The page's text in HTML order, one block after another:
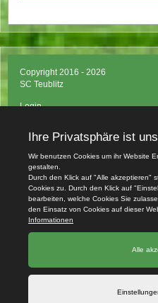
Copyright 2016 - 2026
SC Teublitz
Login
Impressum
Datenschutzerklärung
Teamsports 2
Dein Sportverein online